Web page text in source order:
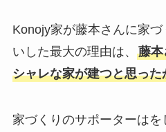
Konojy家が藤本さんに家
いした最大の理由は、 藤本
シャレな家が建つと思った
家づくりのサポーターは